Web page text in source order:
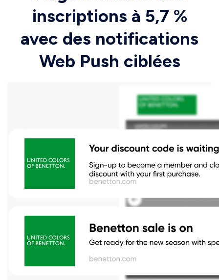
inscriptions à 5,7 %
avec des notifications
Web Push ciblées